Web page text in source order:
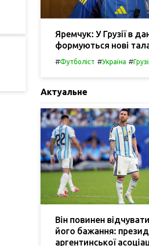
Яремчук: У Грузії в
формуються нові
#Футболіст #Україна #
Актуальне
Він повинен
його бажання:
аргентинської